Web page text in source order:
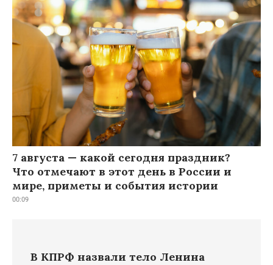
7 августа — какой сегодня праздник?
Что отмечают в этот день в России и
мире, приметы и события истории
00:09
В КПРФ назвали тело Ленина